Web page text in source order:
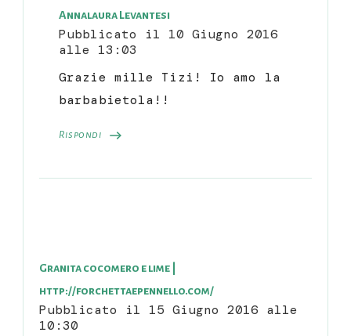
Annalaura Levantesi
Pubblicato il 10 Giugno 2016
alle 13:03
Rispondi
Grazie mille Tizi! Io amo la
barbabietola!!
Granita cocomero e lime |
http://forchettaepennello.com/
Pubblicato il 15 Giugno 2016 alle
10:30